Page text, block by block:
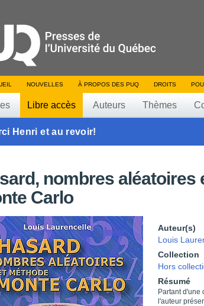
NOUVELLES À PROPOS DES PUQ DROITS
Libre accès Auteurs Thèmes
Henri et au revoir!
nombres aléatoires
Carlo
Auteur(s)
Louis
Collection
Hors
Résumé
Partant d'une
l'auteur